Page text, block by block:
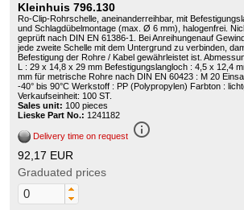
Kleinhuis 796.130
Ro-Clip-Rohrschelle, aneinanderreihbar, mit
und Schlagdübelmontage (max. Ø 6 mm), halogenfrei.
geprüft nach DIN EN 61386-1. Bei Anreihungenauf
jede zweite Schelle mit dem Untergrund zu verbinden,
Befestigung der Rohre / Kabel gewährleistet ist.
L : 29 x 14,8 x 29 mm Befestigungslangloch : 4,5 x 12,4
mm für metrische Rohre nach DIN EN 60423 : M 20
-40° bis 90°C Werkstoff : PP (Polypropylen) Farbton :
Verkaufseinheit: 100 ST.
Sales unit: 100 pieces
Lieske Part No.: 1241182
Delivery time on request info_outline
92,17 EUR
Graduated prices